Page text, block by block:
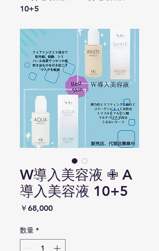
10+5
W導入美容液 ✙ A
導入美容液 10+5
￥68,000価格
数量 *